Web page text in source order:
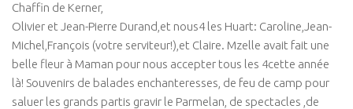
Chaffin de Kerner,
Olivier et Jean-Pierre Durand,et nous4 les Huart: Caroline,Jean-
Michel,François (votre serviteur!),et Claire. Mzelle avait fait une
belle fleur à Maman pour nous accepter tous les 4cette année
là! Souvenirs de balades enchanteresses, de feu de camp pour
saluer les grands partis gravir le Parmelan, de spectacles ,de